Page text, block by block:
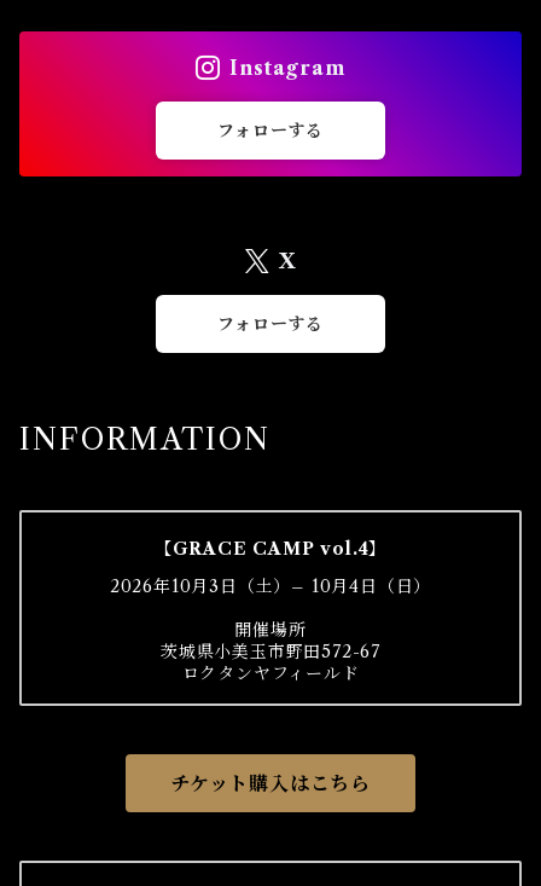
Instagram
フォローする
X
フォローする
INFORMATION
【GRACE CAMP vol.4】
2026年10月3日（土）– 10月4日（日）
開催場所
茨城県小美玉市野田572-67
ロクタンヤフィールド
チケット購入はこちら